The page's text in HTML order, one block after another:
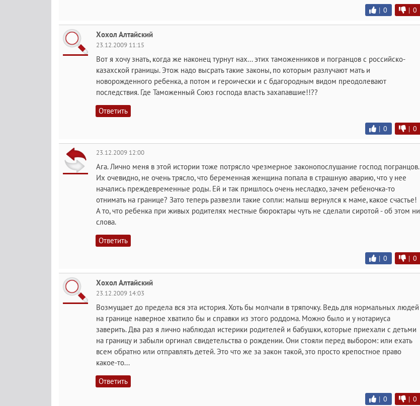
| 0 | 0
Хохол Алтайский
23.12.2009 11:15
Вот я хочу знать, когда же наконец турнут нах... этих таможенников и погранцов с российско-
казахской границы. Этож надо высрать такие законы, по которым разлучают мать и
новорожденного ребенка, а потом и героически и с бдагородным видом преодолевают
последствия. Где Таможенный Союз господа власть захапавшие!!??
Ответить
| 0 | 0
23.12.2009 12:00
Ага. Лично меня в этой истории тоже потрясло чрезмерное законопослушание господ погранцов.
Их очевидно, не очень трясло, что беременная женщина попала в страшную аварию, что у нее
начались преждевременные роды. Ей и так пришлось очень несладко, зачем ребеночка-то
отнимать на границе? Зато теперь развезли такие сопли: малыш вернулся к маме, какое счастье!
А то, что ребенка при живых родителях местные бюроктары чуть не сделали сиротой - об этом ни
слова.
Ответить
| 0 | 0
Хохол Алтайский
23.12.2009 14:03
Возмущает до предела вся эта история. Хоть бы молчали в тряпочку. Ведь для нормальных людей
на границе наверное хватило бы и справки из этого роддома. Можно было и у нотариуса
заверить. Два раз я лично наблюдал истерики родителей и бабушки, которые приехали с детьми
на границу и забыли оргинал свидетельства о рождении. Они стояли перед выбором: или ехать
всем обратно или отправлять детей. Это что же за закон такой, это просто крепостное право
какое-то...
Ответить
| 0 | 0